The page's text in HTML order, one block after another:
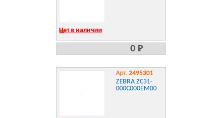
Нет в наличии
0 Р
Арт. 2495301
ZEBRA ZC31-
000C000EM00